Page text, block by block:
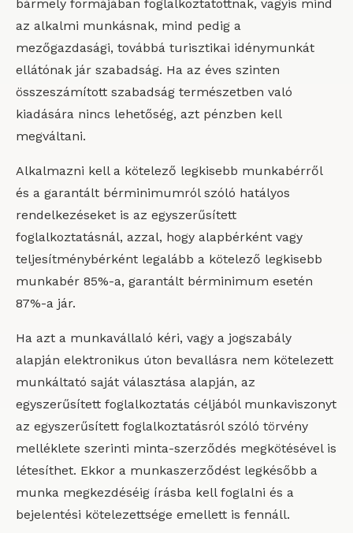
bármely formájában foglalkoztatottnak, vagyis mind
az alkalmi munkásnak, mind pedig a
mezőgazdasági, továbbá turisztikai idénymunkát
ellátónak jár szabadság. Ha az éves szinten
összeszámított szabadság természetben való
kiadására nincs lehetőség, azt pénzben kell
megváltani.
Alkalmazni kell a kötelező legkisebb munkabérről
és a garantált bérminimumról szóló hatályos
rendelkezéseket is az egyszerűsített
foglalkoztatásnál, azzal, hogy alapbérként vagy
teljesítménybérként legalább a kötelező legkisebb
munkabér 85%-a, garantált bérminimum esetén
87%-a jár.
Ha azt a munkavállaló kéri, vagy a jogszabály
alapján elektronikus úton bevallásra nem kötelezett
munkáltató saját választása alapján, az
egyszerűsített foglalkoztatás céljából munkaviszonyt
az egyszerűsített foglalkoztatásról szóló törvény
melléklete szerinti minta-szerződés megkötésével is
létesíthet. Ekkor a munkaszerződést legkésőbb a
munka megkezdéséig írásba kell foglalni és a
bejelentési kötelezettsége emellett is fennáll.